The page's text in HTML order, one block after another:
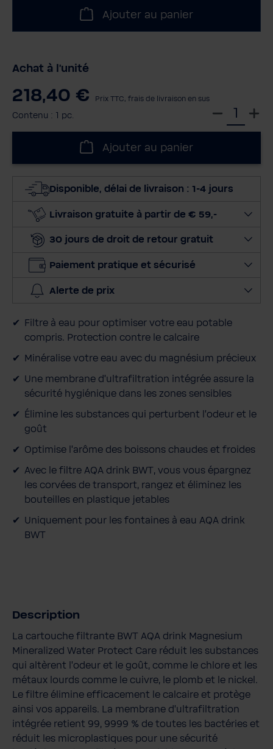
Ajouter au panier
Achat à l'unité
218,40 € Prix TTC, frais de livraison en sus
Contenu : 1 pc.
c
o
n
r
n
é
Ajouter au panier
Disponible, délai de livraison : 1-4 jours
Livraison gratuite à partir de € 59,-
30 jours de droit de retour gratuit
Paiement pratique et sécurisé
Alerte de prix
Filtre à eau pour optimiser votre eau potable
compris. Protection contre le calcaire
Minéralise votre eau avec du magnésium précieux
Une membrane d'ultrafiltration intégrée assure la
sécurité hygiénique dans les zones sensibles
Élimine les substances qui perturbent l'odeur et le
goût
Optimise l'arôme des boissons chaudes et froides
Avec le filtre AQA drink BWT, vous vous épargnez
les corvées de transport, rangez et éliminez les
bouteilles en plastique jetables
Uniquement pour les fontaines à eau AQA drink
BWT
Description
La cartouche filtrante BWT AQA drink Magnesium
Mineralized Water Protect Care réduit les substances
qui altèrent l'odeur et le goût, comme le chlore et les
métaux lourds comme le cuivre, le plomb et le nickel.
Le filtre élimine efficacement le calcaire et protège
ainsi vos appareils. La membrane d'ultrafiltration
intégrée retient 99, 9999 % de toutes les bactéries et
réduit les microplastiques pour une sécurité